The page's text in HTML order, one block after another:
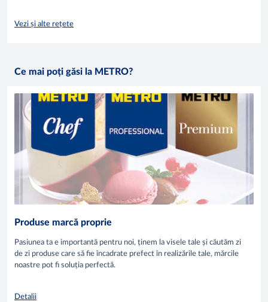
Vezi și alte rețete
Ce mai poți găsi la METRO?
Produse marcă proprie
Pasiunea ta e importantă pentru noi, ținem la visele tale și căutăm zi
de zi produse care să fie încadrate prefect în realizările tale, mărcile
noastre pot fi soluția perfectă.
Detalii